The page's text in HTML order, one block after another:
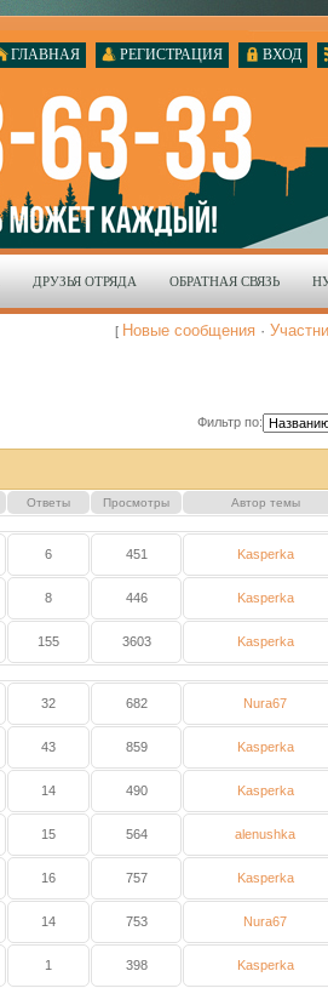
ВХОД
РЕГИСТРАЦИЯ
ГЛАВНАЯ
ДРУЗЬЯ ОТРЯДА ОБРАТНАЯ СВЯЗЬ
[ Новые сообщения ·
Фильтр по:
Ответы Просмотры Автор темы
6 451 Kasperka
8 446 Kasperka
155 3603 Kasperka
32 682 Nura67
43 859 Kasperka
14 490 Kasperka
15 564 alenushka
16 757 Kasperka
14 753 Nura67
1 398 Kasperka